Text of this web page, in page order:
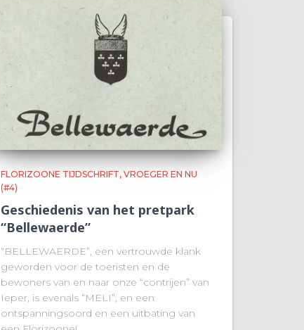
FLORIZOONE TIJDSCHRIFT, VROEGER EN NU
(#4)
Geschiedenis van het pretpark
“Bellewaerde”
“BELLEWAERDE”, een vertrouwde klank
geworden voor de toeristen en de
bewoners van en naar onze “contrijen” van
Ieper, is evenals “MELI”, en een
ontspanningsoord en een uitbating van